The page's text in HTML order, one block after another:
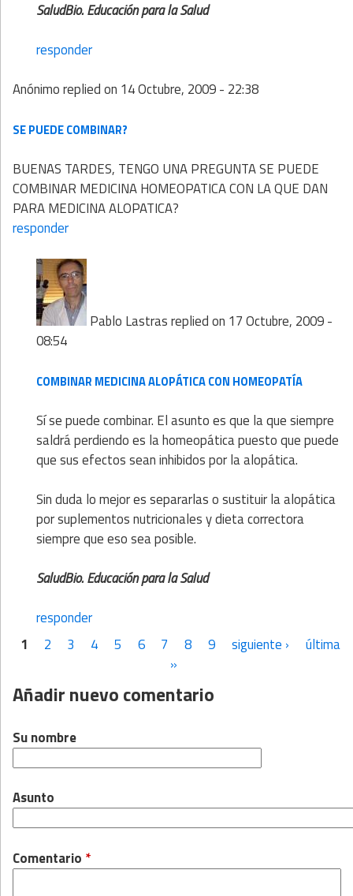
SaludBio. Educación para la Salud
responder
Anónimoreplied on 14 Octubre, 2009 - 22:38
SE PUEDE COMBINAR?
BUENAS TARDES, TENGO UNA PREGUNTA SE PUEDE
COMBINAR MEDICINA HOMEOPATICA CON LA QUE DAN
PARA MEDICINA ALOPATICA?
responder
Pablo Lastrasreplied on 17 Octubre, 2009 -
08:54
COMBINAR MEDICINA ALOPÁTICA CON HOMEOPATÍA
Sí se puede combinar. El asunto es que la que siempre
saldrá perdiendo es la homeopática puesto que puede
que sus efectos sean inhibidos por la alopática.
Sin duda lo mejor es separarlas o sustituir la alopática
por suplementos nutricionales y dieta correctora
siempre que eso sea posible.
SaludBio. Educación para la Salud
responder
Páginas
1 2 3 4 5 6 7 8 9 siguiente ›
última
»
Añadir nuevo comentario
Su nombre
Asunto
Comentario *